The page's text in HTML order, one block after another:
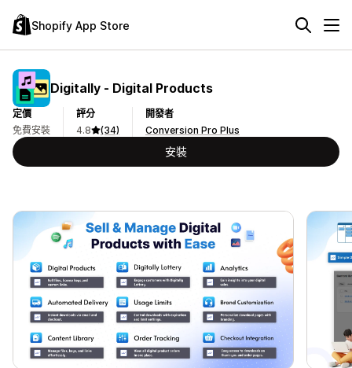
Shopify App Store
Digitally ‑ Digital Products
定價
免費安裝
評分
4.8
(34)
開發者
Conversion Pro Plus
安裝